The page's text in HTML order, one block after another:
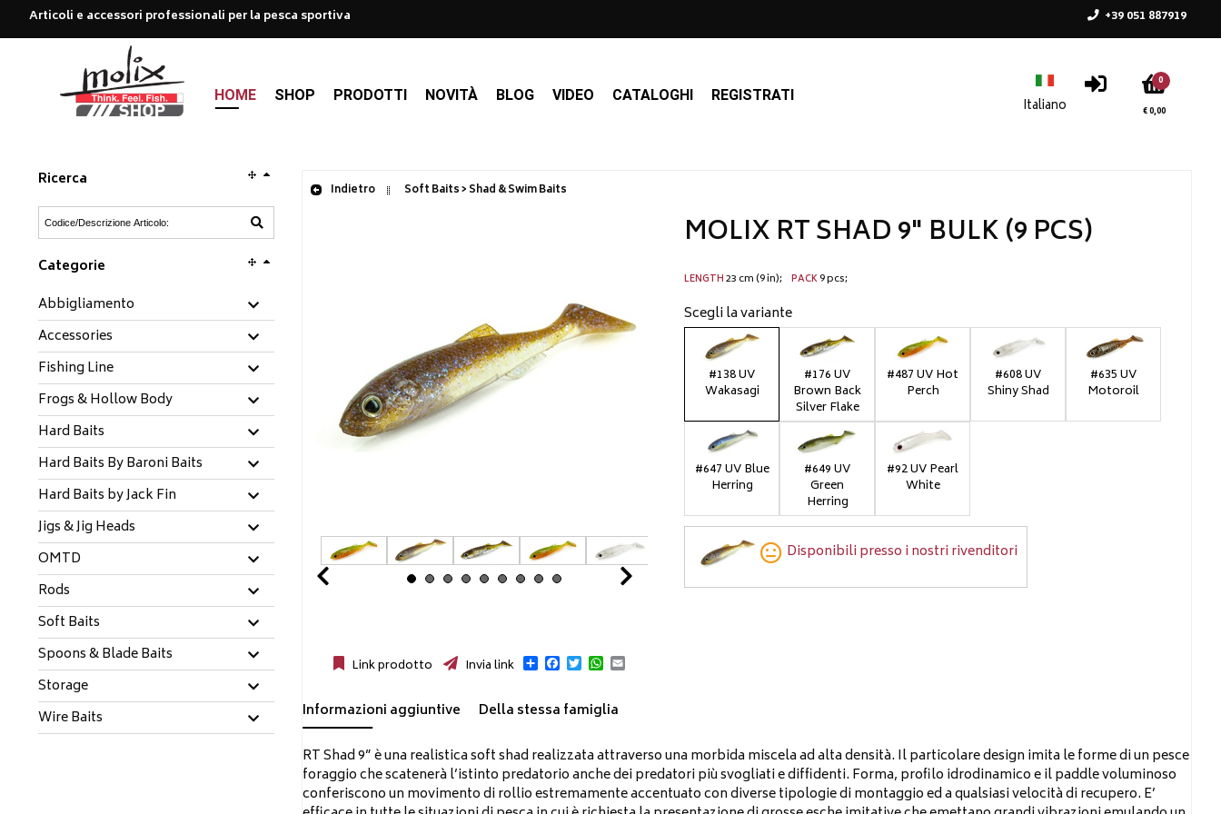
Articoli e accessori professionali per la pesca sportiva +39 051 887919
0
€ 0,00
HOME SHOP PRODOTTI NOVITÀ BLOG VIDEO CATALOGHI REGISTRATI
Ricerca
Categorie
Abbigliamento
Accessories
Fishing Line
Frogs & Hollow Body
Hard Baits
Hard Baits By Baroni Baits
Hard Baits by Jack Fin
Jigs & Jig Heads
OMTD
Rods
Soft Baits
Spoons & Blade Baits
Storage
Wire Baits
Indietro Soft Baits > Shad & Swim Baits
MOLIX RT SHAD 9" BULK (9 PCS)
LENGTH23 cm (9 in) PACK9 pcs
Scegli la variante
#138 UV
Wakasagi
#176 UV
Brown Back
Silver Flake
#487 UV Hot
Perch
#608 UV
Shiny Shad
#635 UV
Motoroil
#647 UV Blue
Herring
#649 UV
Green
Herring
#92 UV Pearl
White
Disponibili presso i nostri rivenditori
Link prodotto Invia link Condividi
Facebook
TwitterWhatsApp
Email
Informazioni aggiuntive
Della stessa famiglia
RT Shad 9” è una realistica soft shad realizzata attraverso una morbida miscela ad alta densità. Il particolare design imita le forme di un pesce
foraggio che scatenerà l’istinto predatorio anche dei predatori più svogliati e diffidenti. Forma, profilo idrodinamico e il paddle voluminoso
conferiscono un movimento di rollio estremamente accentuato con diverse tipologie di montaggio ed a qualsiasi velocità di recupero. E’